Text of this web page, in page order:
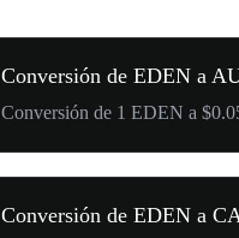
Conversión de EDEN a
Conversión de 1 EDEN a
Conversión de EDEN a